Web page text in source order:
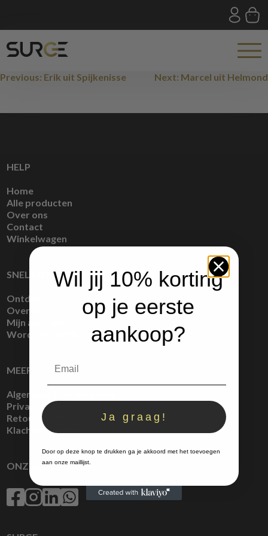
content
Bericht
Previous: Erik uit Spijkenisse Next: Marcel uit Helmond
HELP
Home
Alle producten
Over ons
Contact
Winkelwagen
SNEL MENU
Ontdek
Over ons
Mijn account
Wordt een affiliate
MEER
Algemene Voorwaarden
Privacy Policy
Retour Recht
Klachtenregeling
ONZE SOCIALS
Wil jij 10% korting
op je eerste
aankoop?
Ja graag!
Door op deze knop te drukken ga je akkoord met het toevoegen
aan onze maillijst.